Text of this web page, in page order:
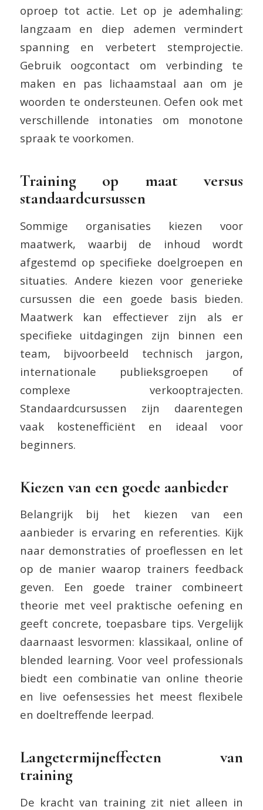
oproep tot actie. Let op je ademhaling:
langzaam en diep ademen vermindert
spanning en verbetert stemprojectie.
Gebruik oogcontact om verbinding te
maken en pas lichaamstaal aan om je
woorden te ondersteunen. Oefen ook met
verschillende intonaties om monotone
spraak te voorkomen.
Training op maat versus
standaardcursussen
Sommige organisaties kiezen voor
maatwerk, waarbij de inhoud wordt
afgestemd op specifieke doelgroepen en
situaties. Andere kiezen voor generieke
cursussen die een goede basis bieden.
Maatwerk kan effectiever zijn als er
specifieke uitdagingen zijn binnen een
team, bijvoorbeeld technisch jargon,
internationale publieksgroepen of
complexe verkooptrajecten.
Standaardcursussen zijn daarentegen
vaak kostenefficiënt en ideaal voor
beginners.
Kiezen van een goede aanbieder
Belangrijk bij het kiezen van een
aanbieder is ervaring en referenties. Kijk
naar demonstraties of proeflessen en let
op de manier waarop trainers feedback
geven. Een goede trainer combineert
theorie met veel praktische oefening en
geeft concrete, toepasbare tips. Vergelijk
daarnaast lesvormen: klassikaal, online of
blended learning. Voor veel professionals
biedt een combinatie van online theorie
en live oefensessies het meest flexibele
en doeltreffende leerpad.
Langetermijneffecten van
training
De kracht van training zit niet alleen in